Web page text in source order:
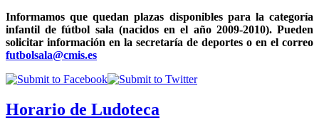
Informamos que quedan plazas disponibles para la categoría
infantil de fútbol sala (nacidos en el año 2009-2010). Pueden
solicitar información en la secretaría de deportes o en el correo
futbolsala@cmis.es
Horario de Ludoteca